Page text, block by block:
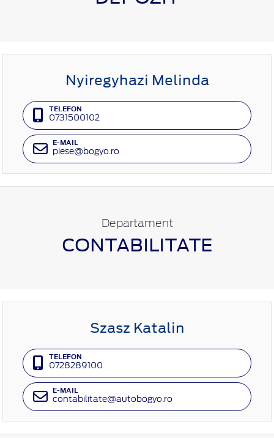
Nyiregyhazi Melinda
TELEFON
0731500102
E-MAIL
piese@bogyo.ro
Departament
CONTABILITATE
Szasz Katalin
TELEFON
0728289100
E-MAIL
contabilitate@autobogyo.ro